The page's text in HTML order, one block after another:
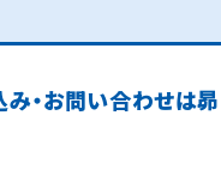
み・お問い合わせは